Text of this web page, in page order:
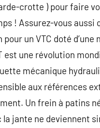
crotte ) pour faire
! Assurez-vous aussi
un VTC doté d’une
est une révolution
mécanique
aux références
Un frein à patins
jante ne deviennent